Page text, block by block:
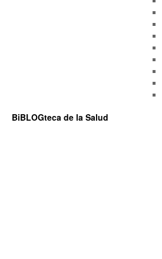
BiBLOGteca de la Salud